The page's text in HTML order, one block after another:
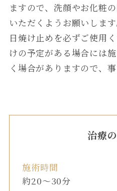
ますので、洗顔やお化粧
いただくようお願いしま
日焼け止めを必ずご使用
けの予定がある場合には
く場合がありますので、
治療
施術時間
約20〜30分